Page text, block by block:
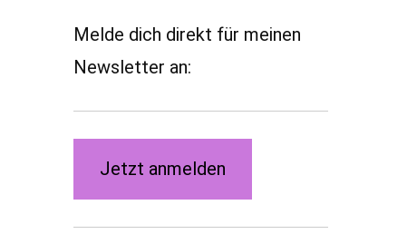
Melde dich direkt für meinen
Newsletter an:
Jetzt anmelden